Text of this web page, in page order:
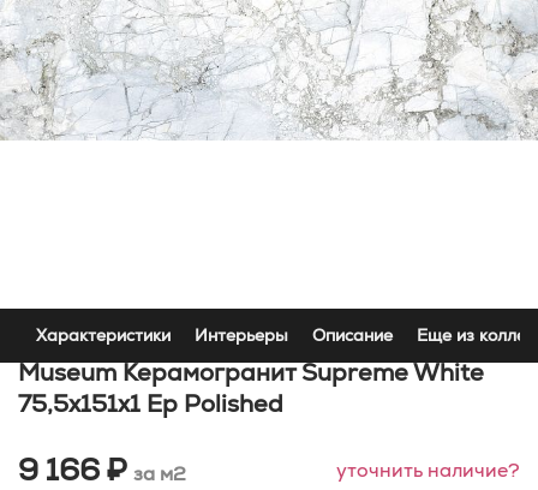
Характеристики Интерьеры Описание Еще из
Museum Керамогранит Supreme White
75,5x151x1 Ep Polished
9 166 ₽ за м2 уточнить наличие?